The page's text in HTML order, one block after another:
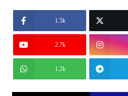
1.5k
2.7k
1.2k